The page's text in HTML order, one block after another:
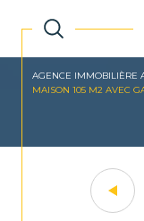
AGENCE IMMOBILIÈRE
MAISON 105 M2 AVEC